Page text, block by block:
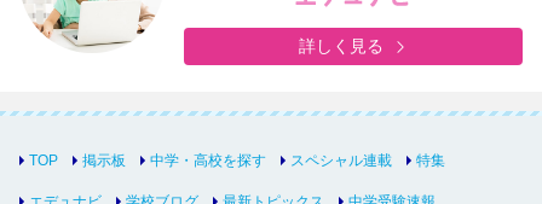
詳しく見る
TOP 掲示板 中学・高校を探す スペシャル連載 特集